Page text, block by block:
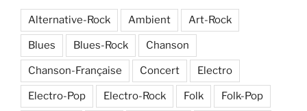
Alternative-Rock Ambient Art-Rock
Blues Blues-Rock Chanson
Chanson-Française Concert Electro
Electro-Pop Electro-Rock Folk Folk-Pop